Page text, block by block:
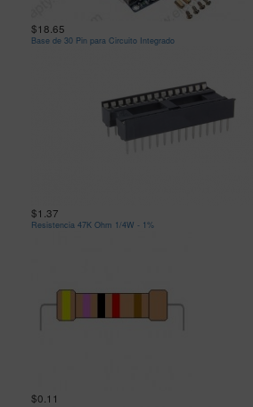
$18.65
Base de 30 Pin para Circuito Integrado
$1.37
Resistencia 47K Ohm 1/4W - 1%
$0.11